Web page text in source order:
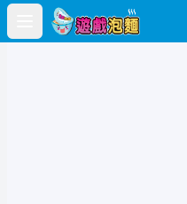
Open main menu